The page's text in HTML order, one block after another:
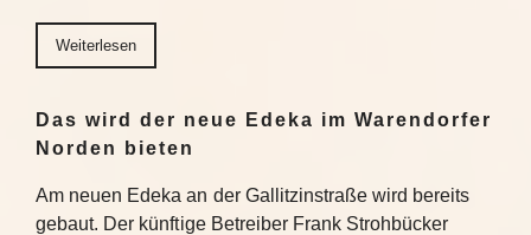
Weiterlesen
Das wird der neue Edeka im Warendorfer
Norden bieten
Am neuen Edeka an der Gallitzinstraße wird bereits
gebaut. Der künftige Betreiber Frank Strohbücker